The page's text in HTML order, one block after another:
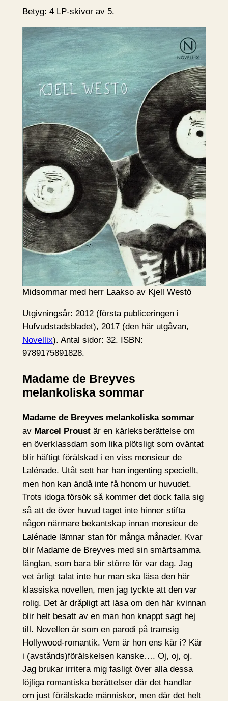
Betyg: 4 LP-skivor av 5.
Midsommar med herr Laakso av Kjell Westö
Utgivningsår: 2012 (första publiceringen i
Hufvudstadsbladet), 2017 (den här utgåvan,
Novellix). Antal sidor: 32. ISBN:
9789175891828.
Madame de Breyves
melankoliska sommar
Madame de Breyves melankoliska sommar
av Marcel Proustär en kärleksberättelse om
en överklassdam som lika plötsligt som oväntat
blir häftigt förälskad i en viss monsieur de
Lalénade. Utåt sett har han ingenting speciellt,
men hon kan ändå inte få honom ur huvudet.
Trots idoga försök så kommer det dock falla sig
så att de över huvud taget inte hinner stifta
någon närmare bekantskap innan monsieur de
Lalénade lämnar stan för många månader. Kvar
blir Madame de Breyves med sin smärtsamma
längtan, som bara blir större för var dag. Jag
vet ärligt talat inte hur man ska läsa den här
klassiska novellen, men jag tyckte att den var
rolig. Det är dråpligt att läsa om den här kvinnan
blir helt besatt av en man hon knappt sagt hej
till. Novellen är som en parodi på tramsig
Hollywood-romantik. Vem är hon ens kär i? Kär
i (avstånds)förälskelsen kanske…. Oj, oj, oj.
Jag brukar irritera mig fasligt över alla dessa
löjliga romantiska berättelser där det handlar
om just förälskade människor, men där det helt